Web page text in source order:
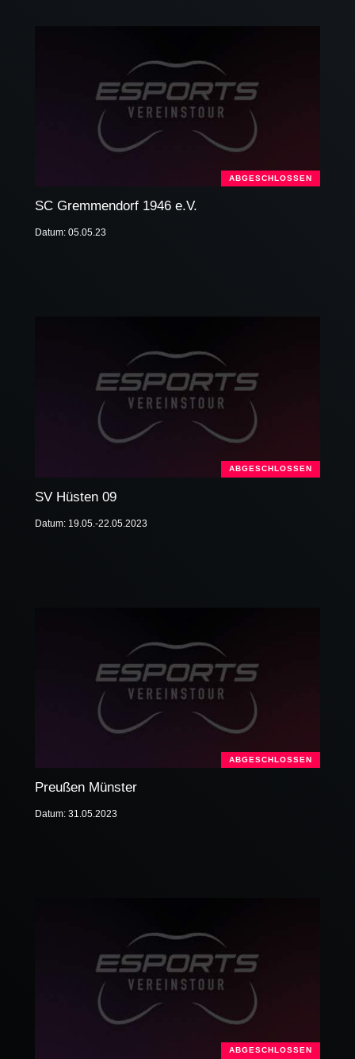
ABGESCHLOSSEN
SC Gremmendorf 1946 e.V.
Datum: 05.05.23
ABGESCHLOSSEN
SV Hüsten 09
Datum: 19.05.-22.05.2023
ABGESCHLOSSEN
Preußen Münster
Datum: 31.05.2023
ABGESCHLOSSEN